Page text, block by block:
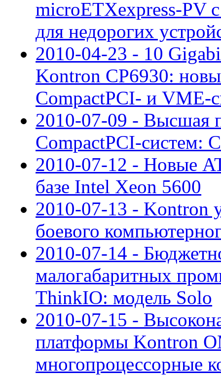
microETXexpress-PV
для недорогих
2010-04-23 - 10
Kontron CP6930:
CompactPCI- и VME-
2010-07-09 - Высшая
CompactPCI-систем:
2010-07-12 - Новые
базе Intel Xeon 5600
2010-07-13 - Kontron
боевого
2010-07-14 -
малогабаритных
ThinkIO: модель Solo
2010-07-15 -
платформы Kontron
многопроцессорные